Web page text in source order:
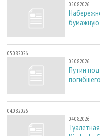
05.08.2026
бумажную
05.08.2026
05.08.2026
Путин
04.08.2026
04.08.2026